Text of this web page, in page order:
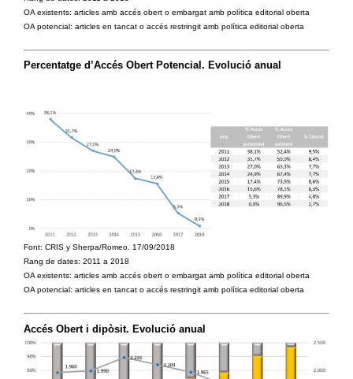
OA existents: articles amb accés obert o embargat amb política editorial oberta
OA potencial: articles en tancat o accés restringit amb política editorial oberta
Percentatge d’Accés Obert Potencial. Evolució anual
Font: CRIS y Sherpa/Romeo. 17/09/2018
Rang de dates: 2011 a 2018
OA existents: articles amb accés obert o embargat amb política editorial oberta
OA potencial: articles en tancat o accés restringit amb política editorial oberta
Accés Obert i dipòsit. Evolució anual